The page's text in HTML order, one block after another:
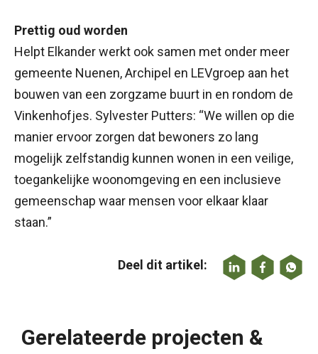
Prettig oud worden
Helpt Elkander werkt ook samen met onder meer
gemeente Nuenen, Archipel en LEVgroep aan het
bouwen van een zorgzame buurt in en rondom de
Vinkenhofjes. Sylvester Putters: “We willen op die
manier ervoor zorgen dat bewoners zo lang
mogelijk zelfstandig kunnen wonen in een veilige,
toegankelijke woonomgeving en een inclusieve
gemeenschap waar mensen voor elkaar klaar
staan.”
Deel dit artikel:
Gerelateerde projecten &